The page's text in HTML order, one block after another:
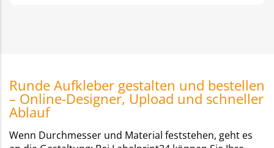
Runde Aufkleber gestalten und bestellen
– Online-Designer, Upload und schneller
Ablauf
Wenn Durchmesser und Material feststehen, geht es